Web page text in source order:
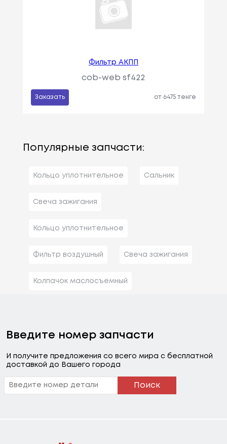
Фильтр АКПП
cob-web sf422
Заказать от 6475 тенге
Популярные запчасти:
Кольцо уплотнительное Сальник
Свеча зажигания
Кольцо уплотнительное
Фильтр воздушный Свеча зажигания
Колпачок маслосъемный
Введите номер запчасти
И получите предложения со всего мира с бесплатной
доставкой до Вашего города
Поиск